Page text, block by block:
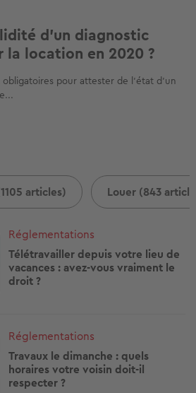
d'un diagnostic
location en 2020 ?
pour attester de l’état d’un
articles) Louer (843
Réglementations
Télétravailler depuis votre lieu de
vacances : avez-vous vraiment le
droit ?
Réglementations
Travaux le dimanche : quels
horaires votre voisin doit-il
respecter ?